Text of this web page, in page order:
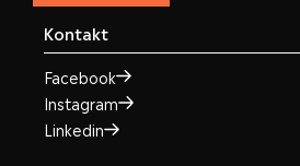
Kontakt
Facebook
Instagram
Linkedin